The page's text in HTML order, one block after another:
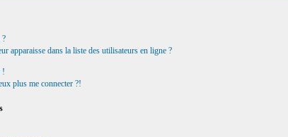
dans la liste des utilisateurs en ligne ?
!
plus me connecter ?!